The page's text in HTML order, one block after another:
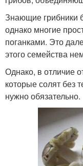
Знающие грибники
однако многие
поганками. Это
этого семейства
Однако, в отличие
которые солят без
нужно обязательно.